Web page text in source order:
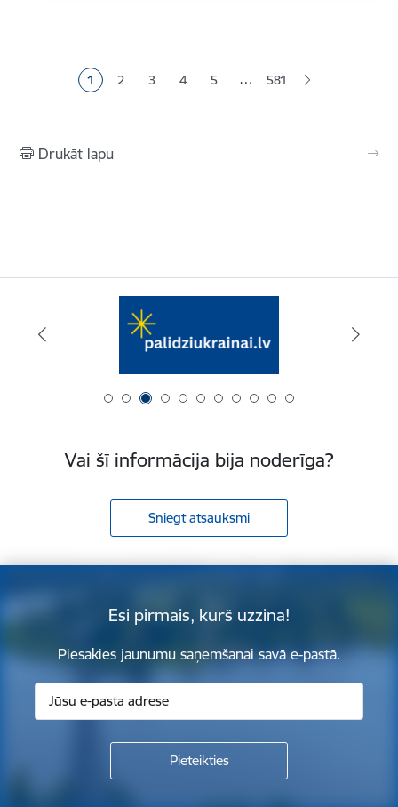
Pašreizējā lapa
1 Lapa
2 Lapa
3 Lapa
4 Lapa
5 … 581
Drukāt lapu
Vai šī informācija bija noderīga?
Sniegt atsauksmi
Esi pirmais, kurš uzzina!
Piesakies jaunumu saņemšanai savā e-pastā.